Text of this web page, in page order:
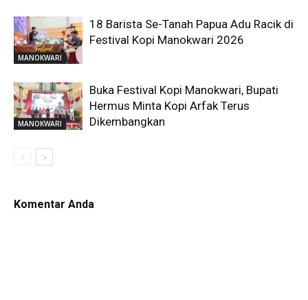
MANOKWARI
18 Barista Se-Tanah Papua Adu Racik di
Festival Kopi Manokwari 2026
MANOKWARI
Buka Festival Kopi Manokwari, Bupati
Hermus Minta Kopi Arfak Terus
Dikembangkan
Komentar Anda